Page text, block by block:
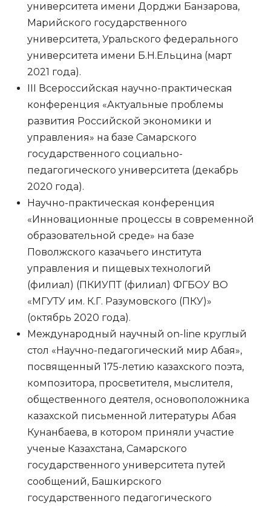
университета имени Дорджи Банзарова,
Марийского государственного
университета, Уральского федерального
университета имени Б.Н.Ельцина (март
2021 года).
III Всероссийская научно-практическая
конференция «Актуальные проблемы
развития Российской экономики и
управления» на базе Самарского
государственного социально-
педагогического университета (декабрь
2020 года).
Научно-практическая конференция
«Инновационные процессы в современной
образовательной среде» на базе
Поволжского казачьего института
управления и пищевых технологий
(филиал) (ПКИУПТ (филиал) ФГБОУ ВО
«МГУТУ им. К.Г. Разумовского (ПКУ)»
(октябрь 2020 года).
Международный научный on-line круглый
стол «Научно-педагогический мир Абая»,
посвященный 175-летию казахского поэта,
композитора, просветителя, мыслителя,
общественного деятеля, основоположника
казахской письменной литературы Абая
Кунанбаева, в котором приняли участие
ученые Казахстана, Самарского
государственного университета путей
сообщений, Башкирского
государственного педагогического